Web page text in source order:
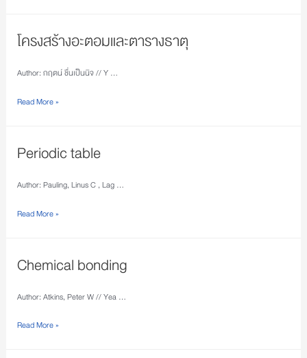
โครงสร้างอะตอมและตารางธาตุ
Author: กฤตน์ ชื่นเป็นนิจ // Y …
Read More »
Periodic table
Author: Pauling, Linus C , Lag …
Read More »
Chemical bonding
Author: Atkins, Peter W // Yea …
Read More »